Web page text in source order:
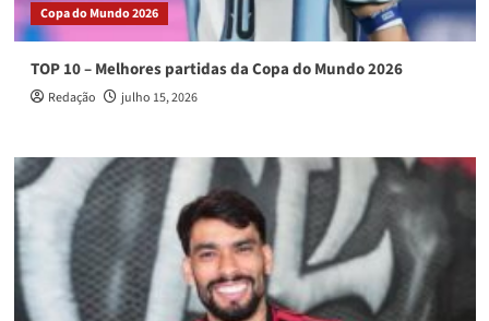
Copa do Mundo 2026
TOP 10 – Melhores partidas da Copa do Mundo 2026
Redação julho 15, 2026